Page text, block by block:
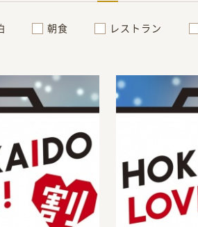
朝食 レストラン